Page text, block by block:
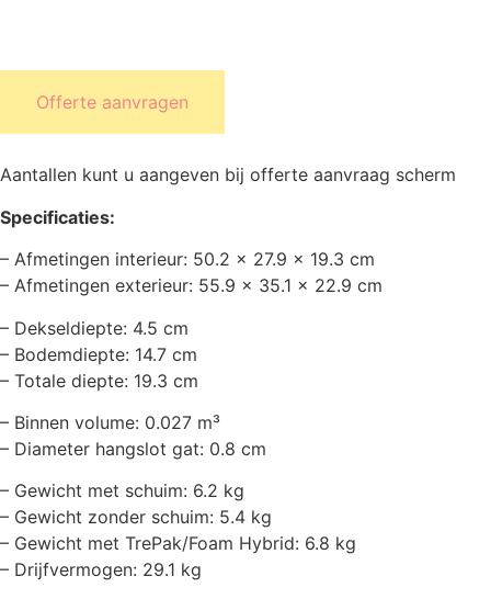
Offerte aanvragen
Aantallen kunt u aangeven bij offerte aanvraag scherm
Specificaties:
– Afmetingen interieur: 50.2 x 27.9 x 19.3 cm
– Afmetingen exterieur: 55.9 x 35.1 x 22.9 cm
– Dekseldiepte: 4.5 cm
– Bodemdiepte: 14.7 cm
– Totale diepte: 19.3 cm
– Binnen volume: 0.027 m³
– Diameter hangslot gat: 0.8 cm
– Gewicht met schuim: 6.2 kg
– Gewicht zonder schuim: 5.4 kg
– Gewicht met TrePak/Foam Hybrid: 6.8 kg
– Drijfvermogen: 29.1 kg